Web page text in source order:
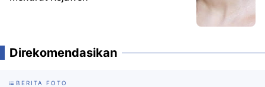
Direkomendasikan
BERITA FOTO